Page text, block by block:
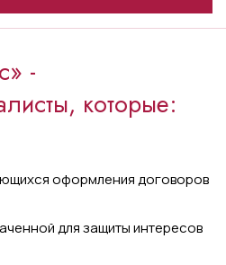
-
которые:
оформления договоров
для защиты интересов